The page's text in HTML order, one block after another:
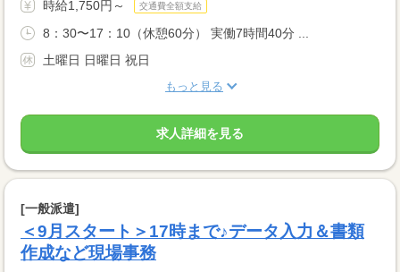
時給1,750円～ 交通費全額支給
8：30〜17：10（休憩60分） 実働7時間40分 ...
土曜日 日曜日 祝日
もっと見る
求人詳細を見る
[一般派遣]
＜9月スタート＞17時まで♪データ入力＆書類
作成など現場事務